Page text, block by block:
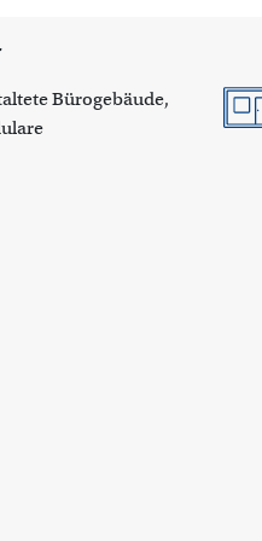
Bürogebäude,